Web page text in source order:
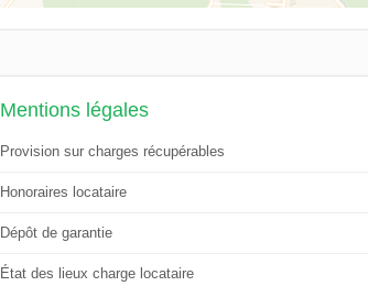
Mentions légales
Provision sur charges récupérables
Honoraires locataire
Dépôt de garantie
État des lieux charge locataire